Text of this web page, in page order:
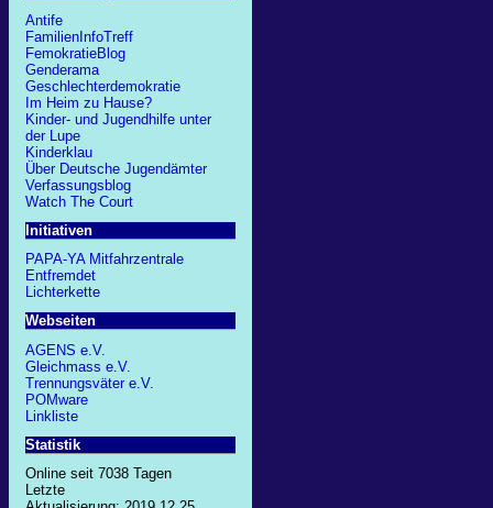
Antife
FamilienInfoTreff
FemokratieBlog
Genderama
Geschlechterdemokratie
Im Heim zu Hause?
Kinder- und Jugendhilfe unter
der Lupe
Kinderklau
Über Deutsche Jugendämter
Verfassungsblog
Watch The Court
Initiativen
PAPA-YA Mitfahrzentrale
Entfremdet
Lichterkette
Webseiten
AGENS e.V.
Gleichmass e.V.
Trennungsväter e.V.
POMware
Linkliste
Statistik
Online seit 7038 Tagen
Letzte